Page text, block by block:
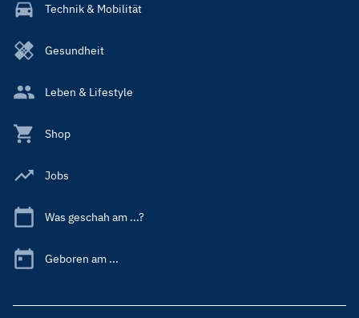
Technik & Mobilität
Gesundheit
Leben & Lifestyle
Shop
Jobs
Was geschah am ...?
Geboren am ...